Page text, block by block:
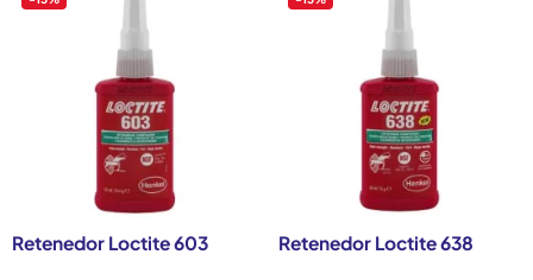
Retenedor Loctite 603 Retenedor Loctite 638